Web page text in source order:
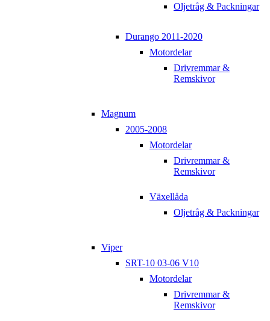
Oljetråg & Packningar
Durango 2011-2020
Motordelar
Drivremmar &
Remskivor
Magnum
2005-2008
Motordelar
Drivremmar &
Remskivor
Växellåda
Oljetråg & Packningar
Viper
SRT-10 03-06 V10
Motordelar
Drivremmar &
Remskivor